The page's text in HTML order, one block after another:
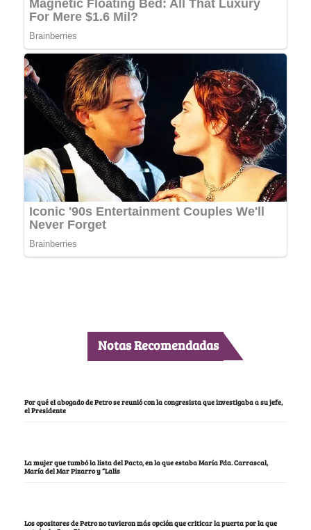
Notas Recomendadas
Por qué el abogado de Petro se reunió con la congresista que investigaba a su jefe,
el Presidente
La mujer que tumbó la lista del Pacto, en la que estaba María Fda. Carrascal,
María del Mar Pizarro y “Lalis
Los opositores de Petro no tuvieron más opción que criticar la puerta por la que